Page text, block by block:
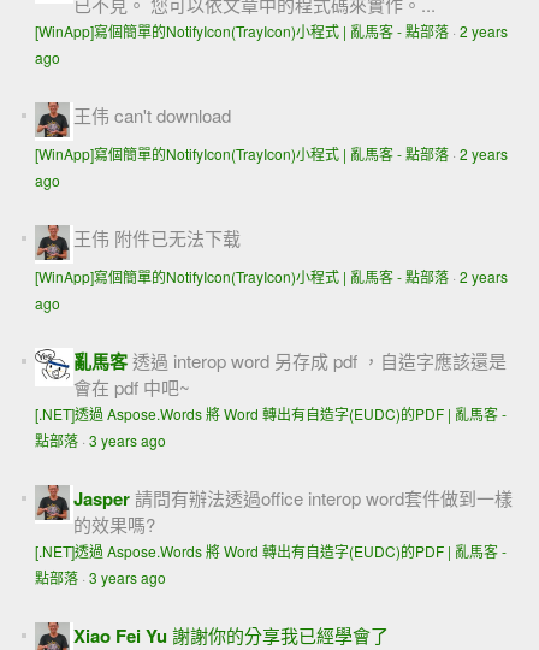
[WinApp]寫個簡單的NotifyIcon(TrayIcon)小程式 | 亂馬客 - 點部落· 2 years
ago
王伟 can't download
[WinApp]寫個簡單的NotifyIcon(TrayIcon)小程式 | 亂馬客 - 點部落· 2 years
ago
王伟 附件已无法下载
[WinApp]寫個簡單的NotifyIcon(TrayIcon)小程式 | 亂馬客 - 點部落· 2 years
ago
亂馬客透過 interop word 另存成 pdf ，自造字應該還是
會在 pdf 中吧~
[.NET]透過 Aspose.Words 將 Word 轉出有自造字(EUDC)的PDF | 亂馬客 -
點部落· 3 years ago
Jasper請問有辦法透過office interop word套件做到一樣
的效果嗎?
[.NET]透過 Aspose.Words 將 Word 轉出有自造字(EUDC)的PDF | 亂馬客 -
點部落· 3 years ago
Xiao Fei Yu謝謝你的分享我已經學會了